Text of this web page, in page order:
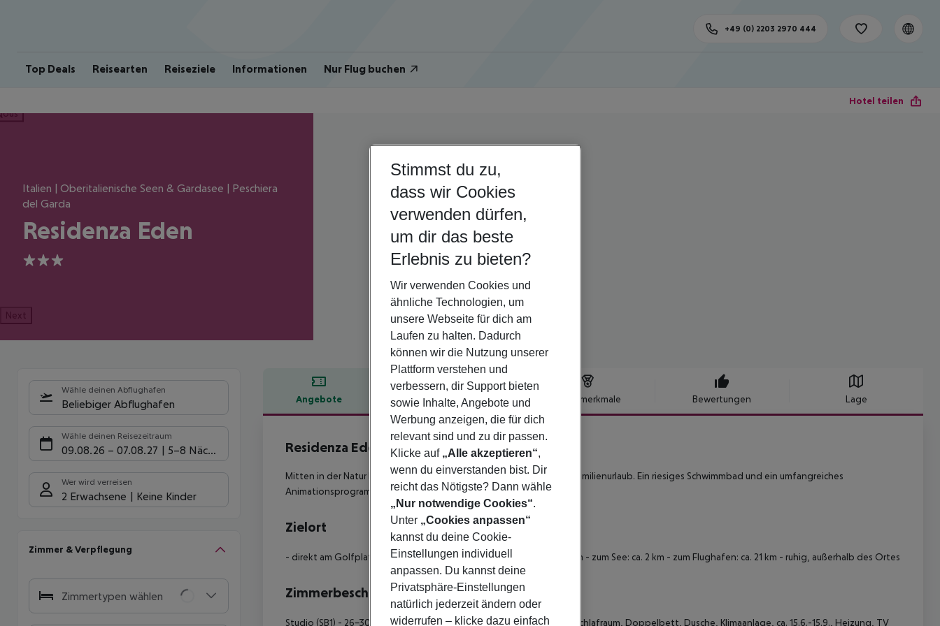
Top Deals Reisearten Reiseziele Informationen Nur Flug buchen
+49 (0) 2203 2970 444
Hotel teilen
Italien | Oberitalienische Seen & Gardasee | Peschiera
del Garda
Residenza Eden
3
Next
Wähle deinen Abflughafen
Beliebiger Abflughafen
Wähle deinen Reisezeitraum
09.08.26 – 07.08.27 5-8 Nächte
Wer wird verreisen
2 Erwachsene Keine Kinder
Zimmer & Verpflegung
Zimmertypen wählen
Angebote Hotelbeschreibung Hotelmerkmale Bewertungen Lage
Hotelbeschreibung
Residenza Eden
3
Mitten in der Natur bietet die Anlage ideale Unterkünfte für einen Familienurlaub. Ein riesiges Schwimmbad und ein umfangreiches
Animationsprogramm versichern Vergnügung für Groß und Klein.
Zielort
- direkt am Golfplatz: Paradiso del Garda - zum Ortszentrum: ca. 2 km - zum See: ca. 2 km - zum Flughafen: ca. 21 km - ruhig, außerhalb des Ortes
Zimmerbeschreibung
Studio (SB1) - 26-30 qm, Studio, Nichtraucher, kombinierter Wohn-/Schlafraum, Doppelbett, Dusche, Klimaanlage, ca. 15.6.-15.9., Heizung, TV
Stimmst du zu,
dass wir Cookies
verwenden dürfen,
um dir das beste
Erlebnis zu bieten?
Wir verwenden Cookies und
ähnliche Technologien, um
unsere Webseite für dich am
Laufen zu halten. Dadurch
können wir die Nutzung unserer
Plattform verstehen und
verbessern, dir Support bieten
sowie Inhalte, Angebote und
Werbung anzeigen, die für dich
relevant sind und zu dir passen.
Klicke auf „Alle akzeptieren“,
wenn du einverstanden bist. Dir
reicht das Nötigste? Dann wähle
„Nur notwendige Cookies“.
Unter „Cookies anpassen“
kannst du deine Cookie-
Einstellungen individuell
anpassen. Du kannst deine
Privatsphäre-Einstellungen
natürlich jederzeit ändern oder
widerrufen – klicke dazu einfach